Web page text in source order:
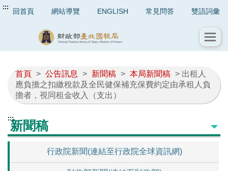
::: 回首頁 網站導覽 ENGLISH 常見問答 雙語詞彙
首頁 > 公告訊息 > 新聞稿 > 本局新聞稿 > 出租人
應負擔之扣繳稅款及全民健保補充保費約定由承租人負
擔者，視同租金收入（支出）
:::新聞稿
行政院新聞(連結至行政院全球資訊網)